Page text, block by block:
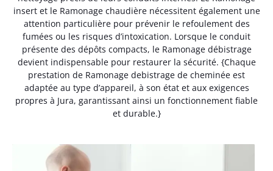
insert et le Ramonage chaudière nécessitent également une
attention particulière pour prévenir le refoulement des
fumées ou les risques d’intoxication. Lorsque le conduit
présente des dépôts compacts, le Ramonage débistrage
devient indispensable pour restaurer la sécurité. {Chaque
prestation de Ramonage debistrage de cheminée est
adaptée au type d’appareil, à son état et aux exigences
propres à Jura, garantissant ainsi un fonctionnement fiable
et durable.}